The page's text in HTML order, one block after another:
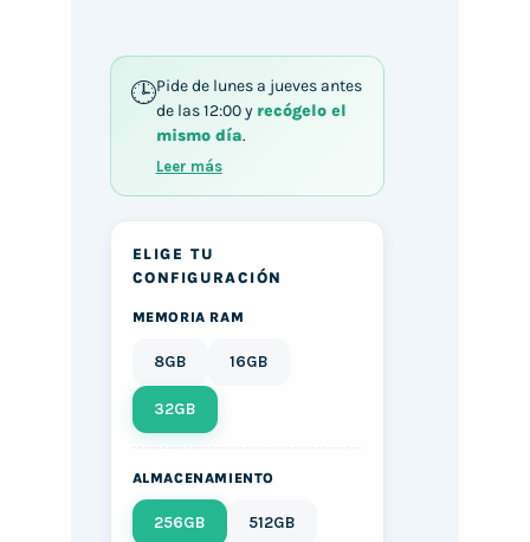
Pide de lunes a jueves antes
de las 12:00 y recógelo el
mismo día.
Leer más
ELIGE TU
CONFIGURACIÓN
MEMORIA RAM
8GB 16GB
32GB
ALMACENAMIENTO
256GB 512GB